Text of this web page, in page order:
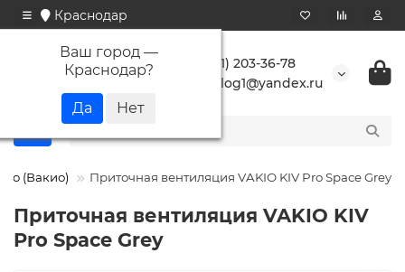
Краснодар
Ваш город —
Краснодар?
+7 (861) 203-36-78
buranlog1@yandex.ru
(Вакио) Приточная вентиляция VAKIO KIV Pro Space Grey
Приточная вентиляция VAKIO KIV
Pro Space Grey